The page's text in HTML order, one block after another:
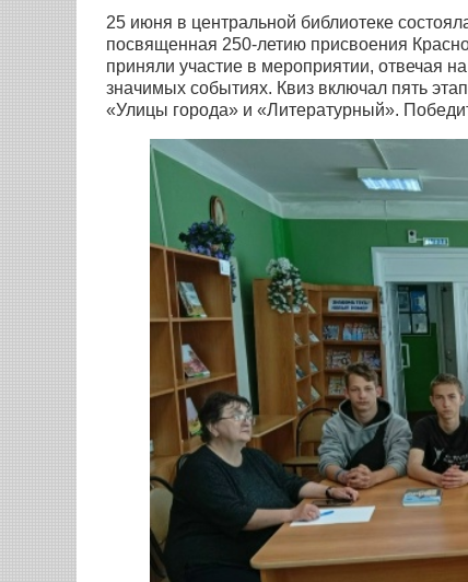
25 июня в центральной библиотеке
посвященная 250-летию присвоения
приняли участие в мероприятии, отвечая
значимых событиях. Квиз включал пять
«Улицы города» и «Литературный».